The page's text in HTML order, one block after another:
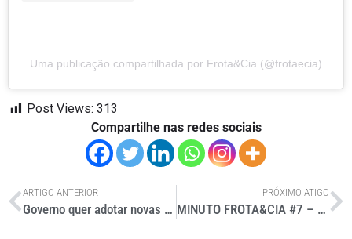
Uma publicação compartilhada por Frota&Cia (@frotaecia)
Post Views: 313
Compartilhe nas redes sociais
ARTIGO ANTERIOR
Governo quer adotar novas ações para o setor portuário
PRÓXIMO ATIGO
MINUTO FROTA&CIA #7 – 31/8/23